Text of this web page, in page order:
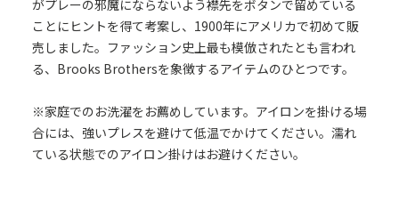
がプレーの邪魔にならないよう襟先をボタンで留めている
ことにヒントを得て考案し、1900年にアメリカで初めて販
売しました。ファッション史上最も模倣されたとも言われ
る、Brooks Brothersを象徴するアイテムのひとつです。
※家庭でのお洗濯をお薦めしています。アイロンを掛ける場
合には、強いプレスを避けて低温でかけてください。濡れ
ている状態でのアイロン掛けはお避けください。